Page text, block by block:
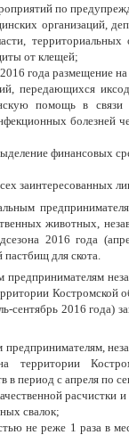
по
организаций,
от клещей;
года размещение
передающихся
помощь в
болезней
финансовых
заинтересованных
животных,
2016 года
для скота.
Костромской
2016 года)
территории
период с апреля по
расчистки
свалок;
не реже 1 раза в